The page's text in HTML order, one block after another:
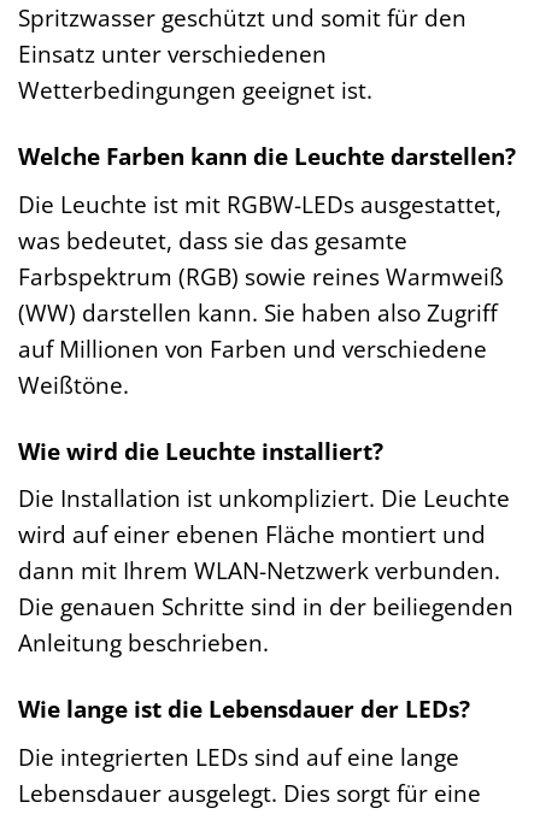
Spritzwasser geschützt und somit für den
Einsatz unter verschiedenen
Wetterbedingungen geeignet ist.
Welche Farben kann die Leuchte darstellen?
Die Leuchte ist mit RGBW-LEDs ausgestattet,
was bedeutet, dass sie das gesamte
Farbspektrum (RGB) sowie reines Warmweiß
(WW) darstellen kann. Sie haben also Zugriff
auf Millionen von Farben und verschiedene
Weißtöne.
Wie wird die Leuchte installiert?
Die Installation ist unkompliziert. Die Leuchte
wird auf einer ebenen Fläche montiert und
dann mit Ihrem WLAN-Netzwerk verbunden.
Die genauen Schritte sind in der beiliegenden
Anleitung beschrieben.
Wie lange ist die Lebensdauer der LEDs?
Die integrierten LEDs sind auf eine lange
Lebensdauer ausgelegt. Dies sorgt für eine